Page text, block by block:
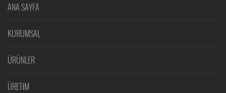
ANA SAYFA
KURUMSAL
ÜRÜNLER
ÜRETİM